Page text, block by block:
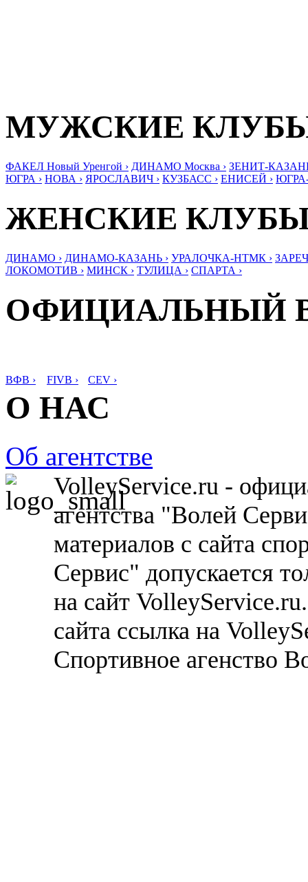
МУЖСКИЕ
ФАКЕЛ Новый Уренгой › ДИНАМО Москва › ЗЕНИТ-
ЮГРА › НОВА › ЯРОСЛАВИЧ › КУЗБАСС › ЕНИСЕЙ ›
ЖЕНСКИЕ
ДИНАМО › ДИНАМО-КАЗАНЬ › УРАЛОЧКА-НТМК ›
ЛОКОМОТИВ › МИНСК › ТУЛИЦА › СПАРТА ›
ОФИЦИАЛЬНЫЙ
ВФВ › FIVB › CEV ›
О НАС
Об агентстве
VolleyService.ru -
агентства "Волей
материалов с сайта
Сервис" допускается
на сайт
сайта ссылка на
Спортивное агенство